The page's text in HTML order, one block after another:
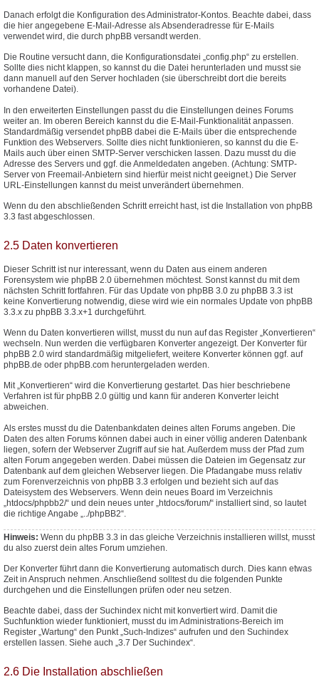
Danach erfolgt die Konfiguration des Administrator-Kontos. Beachte dabei, dass
die hier angegebene E-Mail-Adresse als Absenderadresse für E-Mails
verwendet wird, die durch phpBB versandt werden.
Die Routine versucht dann, die Konfigurationsdatei „config.php“ zu erstellen.
Sollte dies nicht klappen, so kannst du die Datei herunterladen und musst sie
dann manuell auf den Server hochladen (sie überschreibt dort die bereits
vorhandene Datei).
In den erweiterten Einstellungen passt du die Einstellungen deines Forums
weiter an. Im oberen Bereich kannst du die E-Mail-Funktionalität anpassen.
Standardmäßig versendet phpBB dabei die E-Mails über die entsprechende
Funktion des Webservers. Sollte dies nicht funktionieren, so kannst du die E-
Mails auch über einen SMTP-Server verschicken lassen. Dazu musst du die
Adresse des Servers und ggf. die Anmeldedaten angeben. (Achtung: SMTP-
Server von Freemail-Anbietern sind hierfür meist nicht geeignet.) Die Server
URL-Einstellungen kannst du meist unverändert übernehmen.
Wenn du den abschließenden Schritt erreicht hast, ist die Installation von phpBB
3.3 fast abgeschlossen.
2.5 Daten konvertieren
Dieser Schritt ist nur interessant, wenn du Daten aus einem anderen
Forensystem wie phpBB 2.0 übernehmen möchtest. Sonst kannst du mit dem
nächsten Schritt fortfahren. Für das Update von phpBB 3.0 zu phpBB 3.3 ist
keine Konvertierung notwendig, diese wird wie ein normales Update von phpBB
3.3.x zu phpBB 3.3.x+1 durchgeführt.
Wenn du Daten konvertieren willst, musst du nun auf das Register „Konvertieren“
wechseln. Nun werden die verfügbaren Konverter angezeigt. Der Konverter für
phpBB 2.0 wird standardmäßig mitgeliefert, weitere Konverter können ggf. auf
phpBB.de oder phpBB.com heruntergeladen werden.
Mit „Konvertieren“ wird die Konvertierung gestartet. Das hier beschriebene
Verfahren ist für phpBB 2.0 gültig und kann für anderen Konverter leicht
abweichen.
Als erstes musst du die Datenbankdaten deines alten Forums angeben. Die
Daten des alten Forums können dabei auch in einer völlig anderen Datenbank
liegen, sofern der Webserver Zugriff auf sie hat. Außerdem muss der Pfad zum
alten Forum angegeben werden. Dabei müssen die Dateien im Gegensatz zur
Datenbank auf dem gleichen Webserver liegen. Die Pfadangabe muss relativ
zum Forenverzeichnis von phpBB 3.3 erfolgen und bezieht sich auf das
Dateisystem des Webservers. Wenn dein neues Board im Verzeichnis
„htdocs/phpbb2/“ und dein neues unter „htdocs/forum/“ installiert sind, so lautet
die richtige Angabe „../phpBB2“.
Hinweis: Wenn du phpBB 3.3 in das gleiche Verzeichnis installieren willst, musst
du also zuerst dein altes Forum umziehen.
Der Konverter führt dann die Konvertierung automatisch durch. Dies kann etwas
Zeit in Anspruch nehmen. Anschließend solltest du die folgenden Punkte
durchgehen und die Einstellungen prüfen oder neu setzen.
Beachte dabei, dass der Suchindex nicht mit konvertiert wird. Damit die
Suchfunktion wieder funktioniert, musst du im Administrations-Bereich im
Register „Wartung“ den Punkt „Such-Indizes“ aufrufen und den Suchindex
erstellen lassen. Siehe auch „3.7 Der Suchindex“.
2.6 Die Installation abschließen